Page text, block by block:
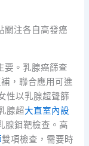
關注各自高發癌
要。乳腺癌篩查
，聯合應用可進
性以乳腺超聲篩
腺超大直室內設
腺鉬靶檢查。高
雙項檢查，需要時